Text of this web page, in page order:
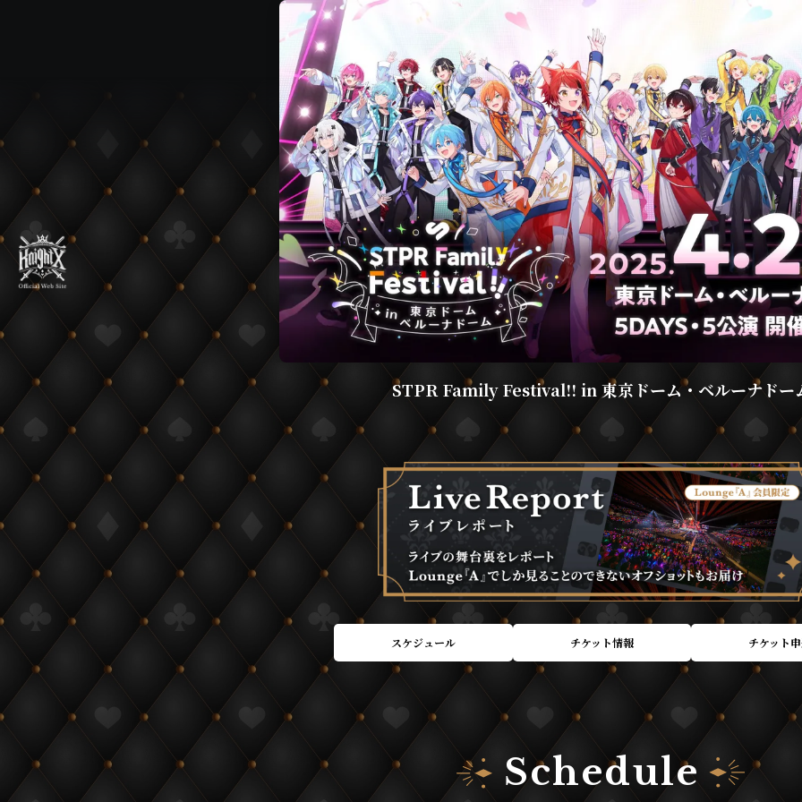
STPR Family Festival!! in 東京ドーム・ベルーナドー
スケジュール チケット情報 チケット
Schedule